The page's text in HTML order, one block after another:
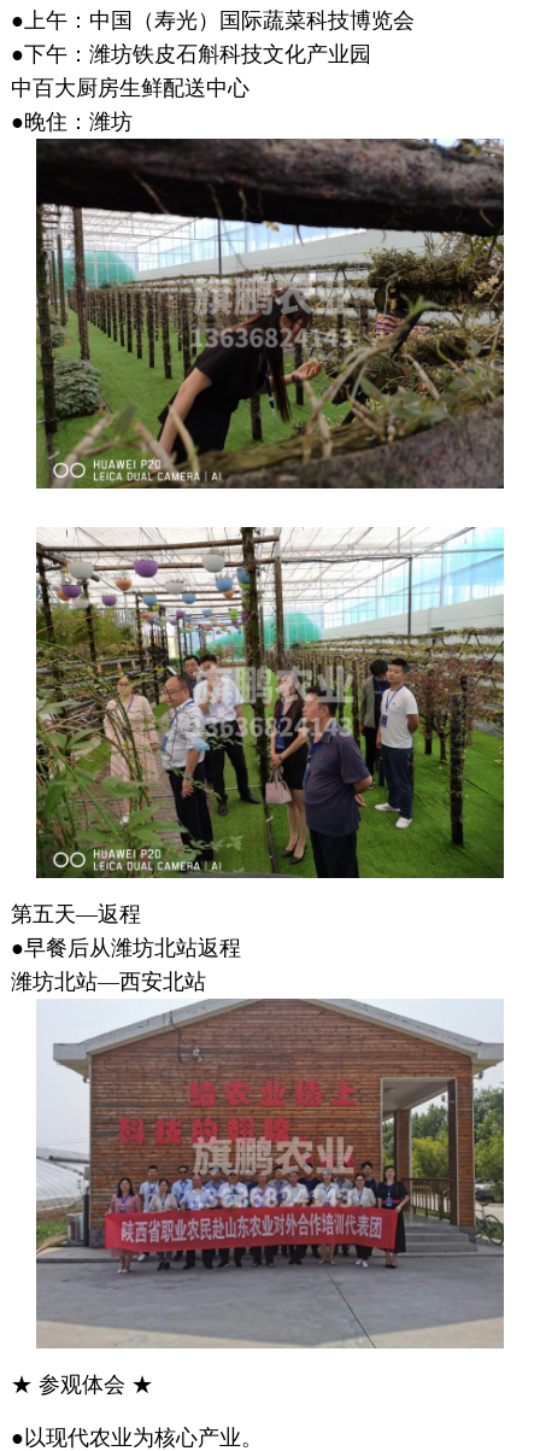
●上午：中国（寿光）国际蔬菜科技博览会
●下午：潍坊铁皮石斛科技文化产业园
中百大厨房生鲜配送中心
●晚住：潍坊
第五天—返程
●早餐后从潍坊北站返程
潍坊北站—西安北站
★ 参观体会 ★
●以现代农业为核心产业。